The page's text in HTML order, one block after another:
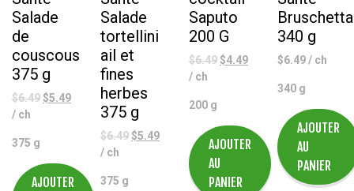
Salade
de
couscous
375 g
$6.49Le
$6.49.
$5.49Le
actuel
$5.49.
/ ch
375 g
AJOUTER
Salade
tortellini
ail et
fines
herbes
375 g
$6.49Le
$5.49Le
actuel
/ ch
375 g
Saputo
200 G
$6.49Le
$6.49.
$4.49Le
actuel
$4.49.
/ ch
200 g
AJOUTER
AU
PANIER
Bruschetta
340 g
$6.49/ ch
340 g
AJOUTER
AU
PANIER